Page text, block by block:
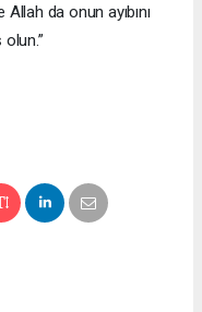
da onun ayıbını
olun.”